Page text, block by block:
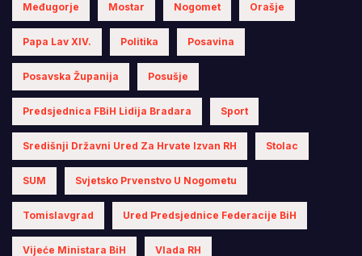
Međugorje Mostar Nogomet Orašje
Papa Lav XIV. Politika Posavina
Posavska Županija Posušje
Predsjednica FBiH Lidija Bradara Sport
Središnji Državni Ured Za Hrvate Izvan RH Stolac
SUM Svjetsko Prvenstvo U Nogometu
Tomislavgrad Ured Predsjednice Federacije BiH
Vijeće Ministara BiH Vlada RH